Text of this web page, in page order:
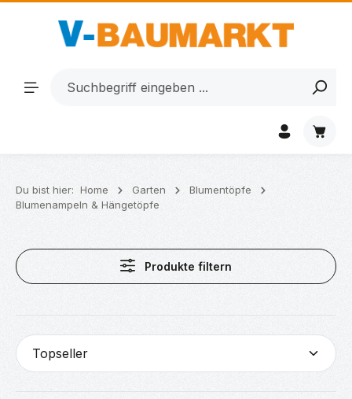
Zum Hauptinhalt springen
Du bist hier: Home Garten
Blumentöpfe
Blumenampeln & Hängetöpfe
Produkte filtern